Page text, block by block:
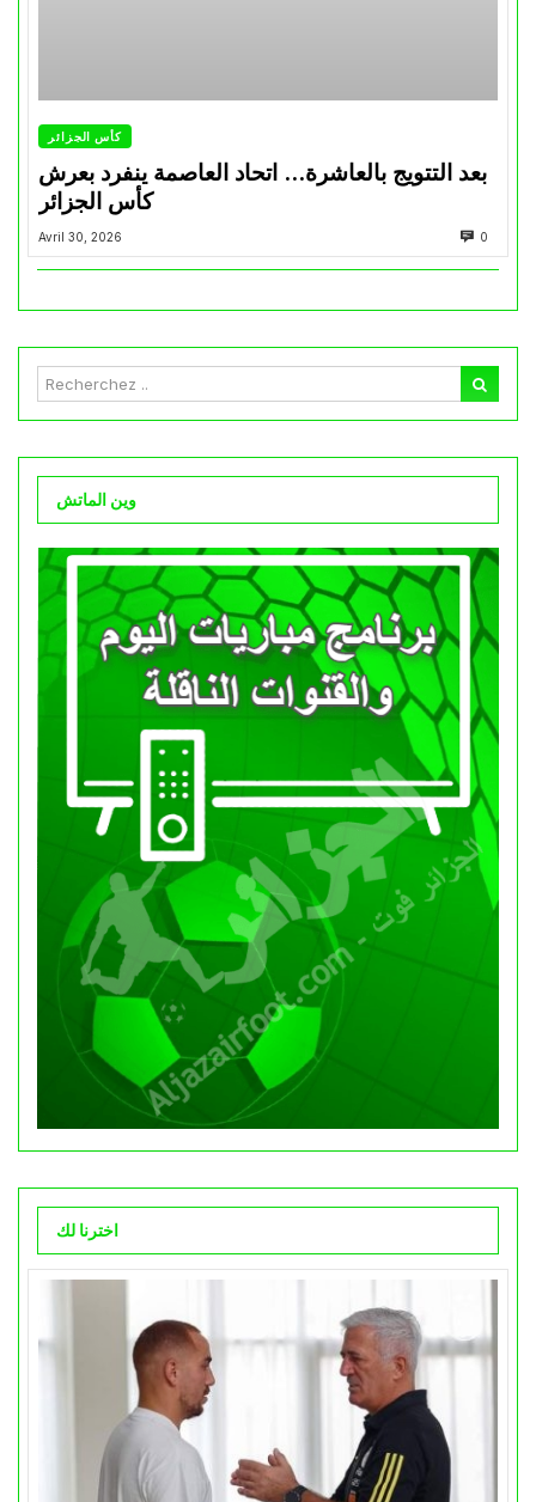
كأس الجزائر
بعد التتويج بالعاشرة… اتحاد العاصمة ينفرد بعرش
كأس الجزائر
Avril 30, 2026 0
وين الماتش
اخترنا لك